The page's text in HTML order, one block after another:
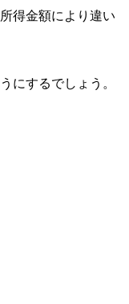
得金額により違い
にするでしょう。